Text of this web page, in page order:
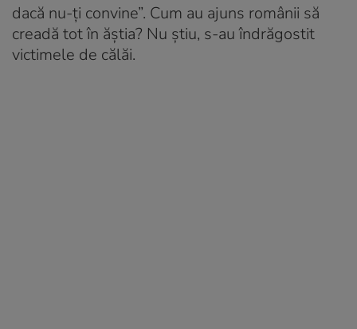
dacă nu-ți convine”. Cum au ajuns românii să
creadă tot în ăștia? Nu știu, s-au îndrăgostit
victimele de călăi.